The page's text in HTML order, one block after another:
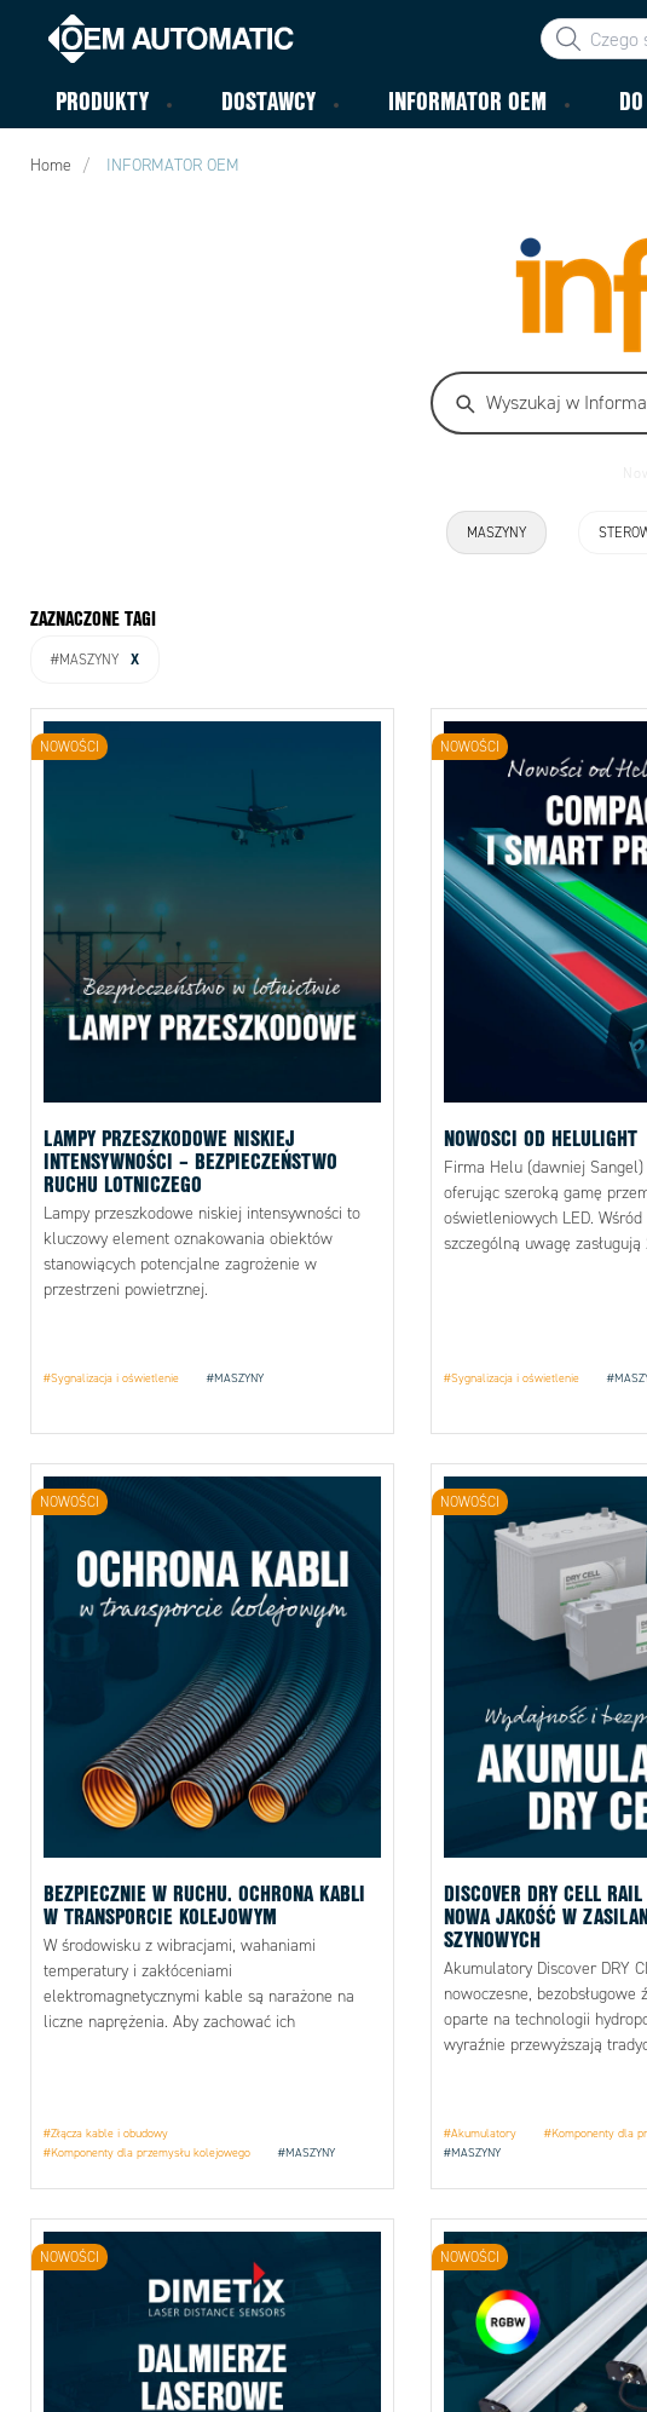
PRODUKTY DOSTAWCY INFORMATOR OEM
Home INFORMATOR OEM
MASZYNY
ZAZNACZONE TAGI
#MASZYNY X
LAMPY PRZESZKODOWE NISKIEJ
INTENSYWNOŚCI – BEZPIECZEŃSTWO
RUCHU LOTNICZEGO
Lampy przeszkodowe niskiej intensywności to
kluczowy element oznakowania obiektów
stanowiących potencjalne zagrożenie w
przestrzeni powietrznej.
#Sygnalizacja i oświetlenie #MASZYNY
NOWOŚCI
NOWOSCI OD HELULIGHT
Firma Helu (dawniej
oferując szeroką gamę
oświetleniowych LED. Wśród
szczególną uwagę
#Sygnalizacja i oświetlenie
NOWOŚCI
BEZPIECZNIE W RUCHU. OCHRONA KABLI
W TRANSPORCIE KOLEJOWYM
W środowisku z wibracjami, wahaniami
temperatury i zakłóceniami
elektromagnetycznymi kable są narażone na
liczne naprężenia. Aby zachować ich
#Złącza kable i obudowy
#Komponenty dla przemysłu kolejowego
#MASZYNY
NOWOŚCI
DISCOVER DRY CELL
NOWA JAKOŚĆ W
SZYNOWYCH
Akumulatory Discover DRY
nowoczesne, bezobsługowe
oparte na technologii
wyraźnie przewyższają
#Akumulatory
#Komponenty dla
#MASZYNY
NOWOŚCI
NOWOŚCI NOWOŚCI